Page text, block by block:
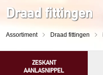
Draad fittingen
Assortiment Draad fittingen
ZESKANT
AANLASNIPPEL